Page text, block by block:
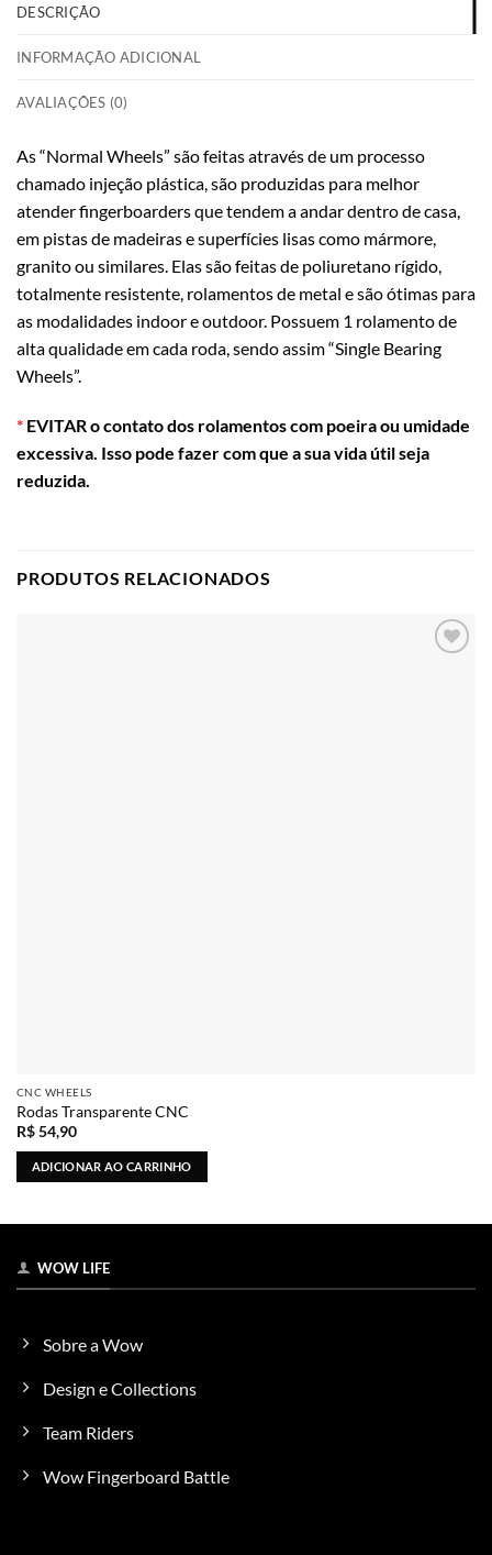
DESCRIÇÃO
INFORMAÇÃO ADICIONAL
AVALIAÇÕES (0)
As “Normal Wheels” são feitas através de um processo
chamado injeção plástica, são produzidas para melhor
atender fingerboarders que tendem a andar dentro de casa,
em pistas de madeiras e superfícies lisas como mármore,
granito ou similares. Elas são feitas de poliuretano rígido,
totalmente resistente, rolamentos de metal e são ótimas para
as modalidades indoor e outdoor. Possuem 1 rolamento de
alta qualidade em cada roda, sendo assim “Single Bearing
Wheels”.
* EVITAR o contato dos rolamentos com poeira ou umidade
excessiva. Isso pode fazer com que a sua vida útil seja
reduzida.
PRODUTOS RELACIONADOS
CNC WHEELS
Rodas Transparente CNC
R$54,90
ADICIONAR AO CARRINHO
WOW LIFE
Sobre a Wow
Design e Collections
Team Riders
Wow Fingerboard Battle